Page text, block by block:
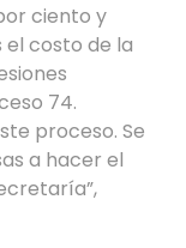
ciento y
el costo de la
74.
proceso. Se
a hacer el